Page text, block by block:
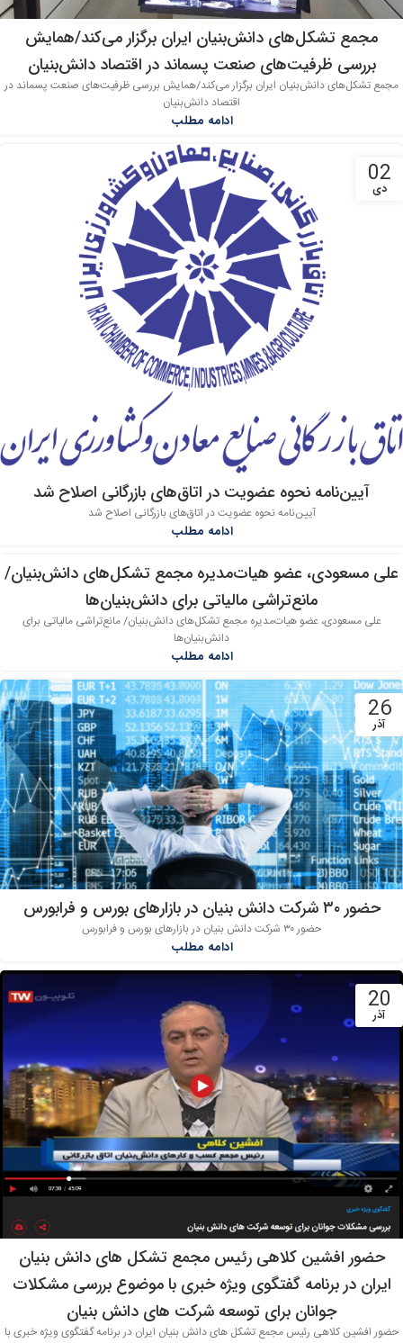
مجمع تشکل‌های دانش‌بنیان ایران برگزار می‌کند/همایش
بررسی ظرفیت‌های صنعت پسماند در اقتصاد دانش‌بنیان
مجمع تشکل‌های دانش‌بنیان ایران برگزار می‌کند/همایش بررسی ظرفیت‌های صنعت پسماند در
اقتصاد دانش‌بنیان
ادامه مطلب
02
دی
آیین‌نامه نحوه عضویت در اتاق‌های بازرگانی اصلاح شد
آیین‌نامه نحوه عضویت در اتاق‌های بازرگانی اصلاح شد
ادامه مطلب
27
علی مسعودی، عضو هیات‌مدیره مجمع تشکل‌های دانش‌بنیان/
مانع‌تراشی مالیاتی برای دانش‌بنیان‌ها
علی مسعودی، عضو هیات‌مدیره مجمع تشکل‌های دانش‌بنیان/ مانع‌تراشی مالیاتی برای
دانش‌بنیان‌ها
ادامه مطلب
26
آذر
حضور ۳۰ شرکت دانش بنیان در بازارهای بورس و فرابورس
حضور ۳۰ شرکت دانش بنیان در بازارهای بورس و فرابورس
ادامه مطلب
20
آذر
حضور افشین کلاهی رئیس مجمع تشکل های دانش بنیان
ایران در برنامه گفتگوی ویژه خبری با موضوع بررسی مشکلات
جوانان برای توسعه شرکت های دانش بنیان
حضور افشین کلاهی رئیس مجمع تشکل های دانش بنیان ایران در برنامه گفتگوی ویژه خبری با